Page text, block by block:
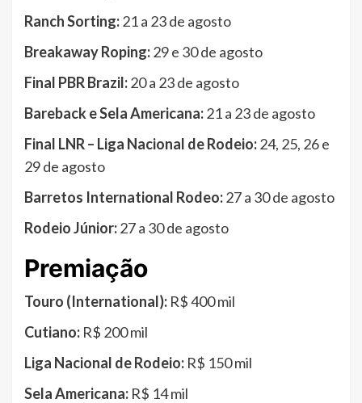
Ranch Sorting:21 a 23 de agosto
Breakaway Roping:29 e 30 de agosto
Final PBR Brazil:20 a 23 de agosto
Bareback e Sela Americana:21 a 23 de agosto
Final LNR – Liga Nacional de Rodeio:24, 25, 26 e
29 de agosto
Barretos International Rodeo:27 a 30 de agosto
Rodeio Júnior:27 a 30 de agosto
Premiação
Touro (International): R$ 400 mil
Cutiano: R$ 200 mil
Liga Nacional de Rodeio: R$ 150 mil
Sela Americana: R$ 14 mil